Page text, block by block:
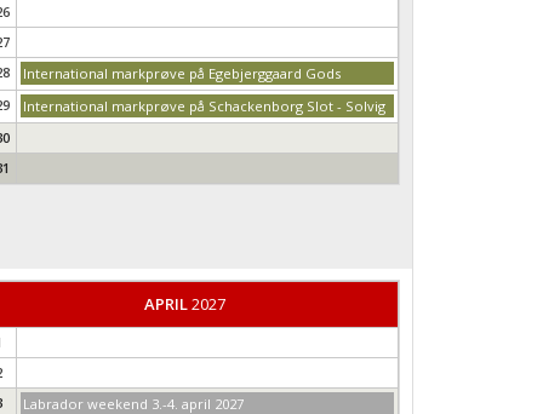
International markprøve på Egebjerggaard Gods
International markprøve på Schackenborg Slot - Solvig
APRIL2027
Labrador weekend 3.-4. april 2027